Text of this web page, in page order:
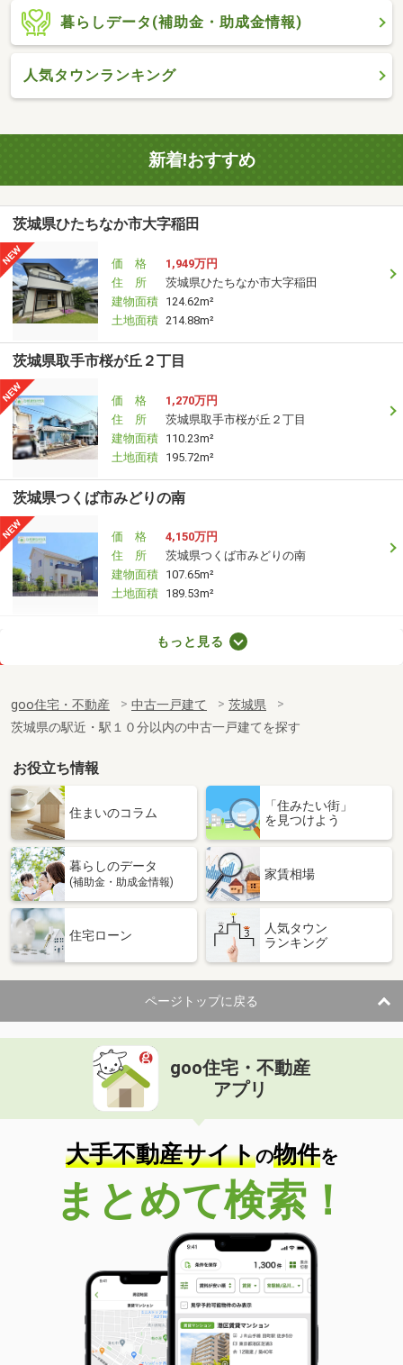
暮らしデータ(補助金・助成金情報)
人気タウンランキング
新着!おすすめ
茨城県ひたちなか市大字稲田
価 格
1,949万円
住 所
茨城県ひたちなか市大字稲田
建物面積 124.62m²
土地面積 214.88m²
茨城県取手市桜が丘２丁目
価 格
1,270万円
住 所
茨城県取手市桜が丘２丁目
建物面積 110.23m²
土地面積 195.72m²
茨城県つくば市みどりの南
価 格
4,150万円
住 所
茨城県つくば市みどりの南
建物面積 107.65m²
土地面積 189.53m²
茨城県稲敷郡河内町長竿
建物面積 185.93m²
土地面積 428.45m²
茨城県鉾田市梶山
価 格
550万円
茨城県鉾田市梶山
建物面積 95.14m²
土地面積
575.35m²
茨城県土浦市中
2,399万円
住 所
茨城県土浦市中
建物面積 171.38m²
土地面積 699.4m²
茨城県結城市大字結城
価 格
2,180万円
住 所
茨城県結城市大字結城
建物面積 187.14m²
土地面積
484.53m²
茨城県笠間市旭町
価 格
650万円
茨城県笠間市旭町
52.99m²
土地面積 269.18m²
茨城県つくば市自由ケ丘
価 格
1,098万円
もっと見る
goo住宅・不動産 中古一戸建て
茨城県
茨城県の駅近・駅１０分以内の中古一戸建てを探す
お役立ち情報
住まいのコラム
「住みたい街」
を見つけよう
暮らしのデータ
(補助金・助成金情報)
家賃相場
住宅ローン
人気タウン
ランキング
ページトップに戻る
goo住宅・不動産
アプリ
大手不動産サイトの物件を
まとめて検索！